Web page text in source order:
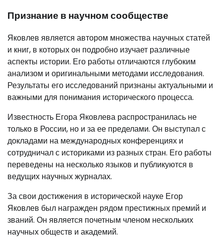
Признание в научном сообществе
Яковлев является автором множества научных статей
и книг, в которых он подробно изучает различные
аспекты истории. Его работы отличаются глубоким
анализом и оригинальными методами исследования.
Результаты его исследований признаны актуальными и
важными для понимания исторического процесса.
Известность Егора Яковлева распространилась не
только в России, но и за ее пределами. Он выступал с
докладами на международных конференциях и
сотрудничал с историками из разных стран. Его работы
переведены на несколько языков и публикуются в
ведущих научных журналах.
За свои достижения в исторической науке Егор
Яковлев был награжден рядом престижных премий и
званий. Он является почетным членом нескольких
научных обществ и академий.